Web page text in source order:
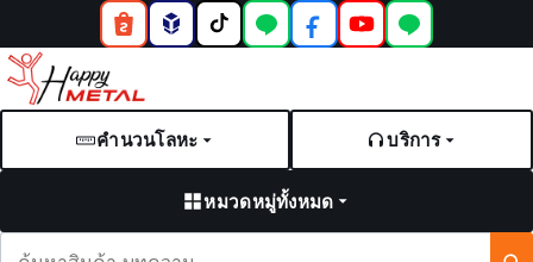
คำนวนโลหะ บริการ
หมวดหมู่ทั้งหมด